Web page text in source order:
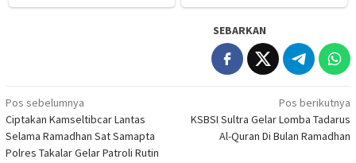
SEBARKAN
Navigasi
pos
Pos sebelumnya
Ciptakan Kamseltibcar Lantas
Selama Ramadhan Sat Samapta
Polres Takalar Gelar Patroli Rutin
Pos berikutnya
KSBSI Sultra Gelar Lomba Tadarus
Al-Quran Di Bulan Ramadhan